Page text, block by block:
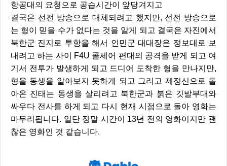
항공대의 요청으로 공습시간이 앞당겨지고
결국은 선전 방송으로 대체되려고 했지만, 선전 방송으로
는 형이 믿을 수가 없다는 것을 알게 되고 결국은 자진에서
북한군 진지로 투항을 해서 인민군 대대장은 정보대로 보
내려고 하는 사이 F4U 콜세어 편대의 공격을 받게 되고 여
기서 전투가 발생하게 되고 드디어 도착한 형을 만나지만,
형을 동생을 알아보지 못하게 되고 그리고 제정신으로 돌
아온 진태는 동생을 살리려고 북한군과 붉은 깃발부대와
싸우다 전사를 하게 되고 다시 현재 시점으로 돌아 영화는
마무리됩니다. 일단 정말 시간이 13년 전의 영화이지만 괜
찮은 영화인 것 같습니다.